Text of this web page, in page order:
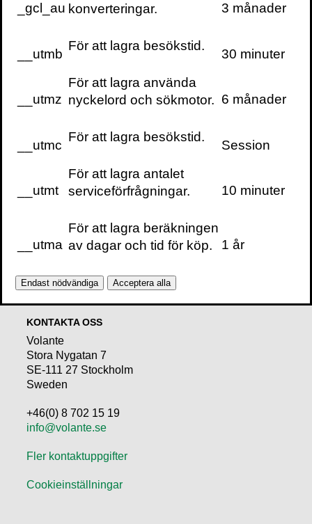
VOLANTE PÅ
FACEBOOK
VOLANTE PÅTWITTER
VILL DU FÅ VÅRT
NYHETSBREV?
böcker,
evenemang
levereras ungefär
till din inbox
KONTAKTA OSS
Volante
Stora Nygatan 7
SE-111 27 Stockholm
Sweden
+46(0) 8 702 15 19
info@volante.se
Fler kontaktuppgifter
Cookieinställningar
_gcl_au konverteringar.
3 månader
__utmb
För att lagra besökstid.
30 minuter
__utmz
För att lagra använda
nyckelord och sökmotor. 6 månader
__utmc
För att lagra besökstid.
Session
__utmt
För att lagra antalet
serviceförfrågningar.
10 minuter
__utma
För att lagra beräkningen
av dagar och tid för köp.
1 år
Endast nödvändiga Acceptera alla